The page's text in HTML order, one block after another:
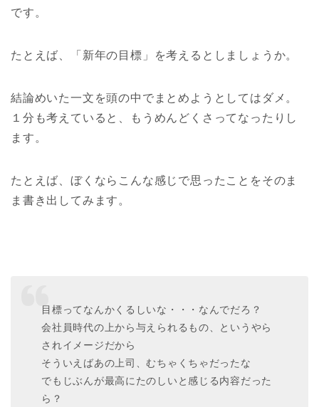
です。
たとえば、「新年の目標」を考えるとしましょうか。
結論めいた一文を頭の中でまとめようとしてはダメ。
１分も考えていると、もうめんどくさってなったりし
ます。
たとえば、ぼくならこんな感じで思ったことをそのま
ま書き出してみます。
目標ってなんかくるしいな・・・なんでだろ？
会社員時代の上から与えられるもの、というやら
されイメージだから
そういえばあの上司、むちゃくちゃだったな
でもじぶんが最高にたのしいと感じる内容だった
ら？